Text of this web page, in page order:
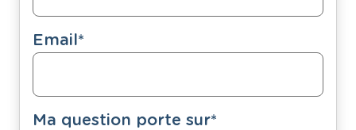
Email*
Ma question porte sur*